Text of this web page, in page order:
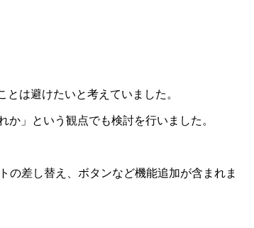
は避けたいと考えていました。
」という観点でも検討を行いました。
の差し替え、ボタンなど機能追加が含まれま